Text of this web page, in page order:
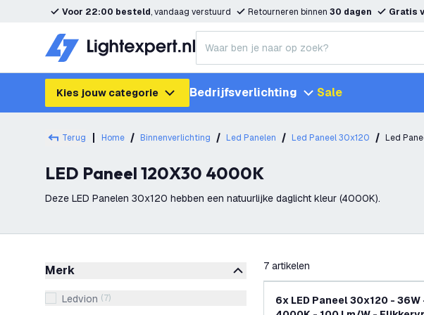
Voor 22:00 besteld, vandaag verstuurd Retourneren binnen 30 dagen Gratis
Kies jouw categorie Bedrijfsverlichting Sale
Terug Home Binnenverlichting Led Panelen Led Paneel 30x120 Led
LED Paneel 120X30 4000K
Deze LED Panelen 30x120 hebben een natuurlijke daglicht kleur (4000K).
Merk
Ledvion (7)
7 artikelen
6x LED Paneel 30x120 - 36W
filteren